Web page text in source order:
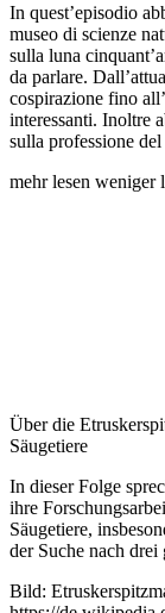
In quest’episodio
museo di scienze
sulla luna
da parlare.
cospirazione fino
interessanti. Inoltre
sulla professione
mehr lesen weniger
Über die
Säugetiere
In dieser Folge
ihre
Säugetiere,
der Suche nach
Bild: